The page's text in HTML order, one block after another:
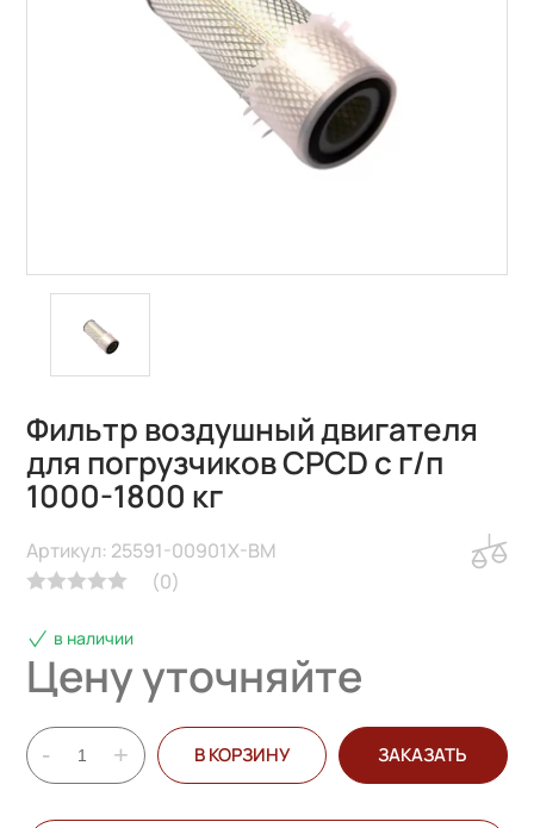
Фильтр воздушный двигателя
для погрузчиков CPCD с г/п
1000-1800 кг
(0)
Артикул: 25591-00901X-BM
в наличии
Цену уточняйте
- + В КОРЗИНУ ЗАКАЗАТЬ